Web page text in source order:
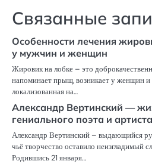
Связанные
Особенности лечения
у мужчин и женщин
Жировик на лобке – это
напоминает прыщ, возникает у женщин
локализованная на…
Александр Вертинский —
гениального поэта и артиста
Александр Вертинский – выдающийся
чьё творчество оставило неизгладимый
Родившись 21 января…